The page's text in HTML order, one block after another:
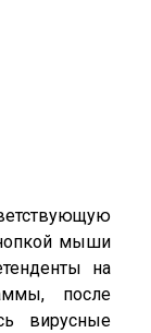
мыши
на
после
вирусные